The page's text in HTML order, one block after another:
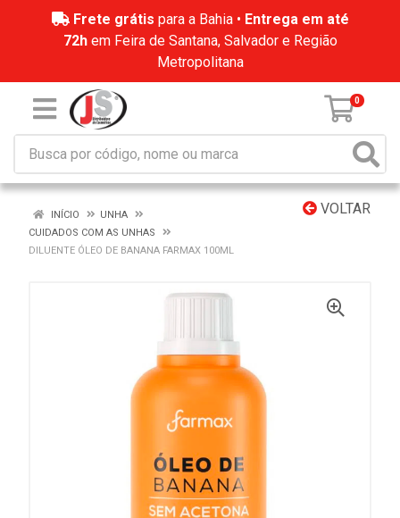
Frete grátis para a Bahia • Entrega em até
72hem Feira de Santana, Salvador e Região
Metropolitana
0
VOLTAR
INÍCIO
UNHA
CUIDADOS COM AS UNHAS
DILUENTE ÓLEO DE BANANA FARMAX 100ML